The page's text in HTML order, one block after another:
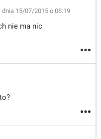
15/07/2015 o 08:19
nie ma nic